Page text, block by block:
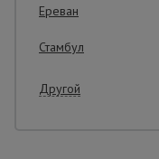
Важные
Ереван
Стамбул
Другой